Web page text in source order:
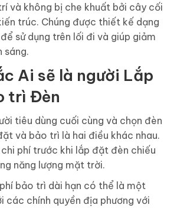
và không bị che khuất bởi cây cối
​​trúc. Chúng được thiết kế dạng
sử dụng trên lối đi và giúp giảm
sáng.
Ai sẽ là người Lắp
trì Đèn
tiêu dùng cuối cùng và chọn đèn
và bảo trì là hai điều khác nhau.
chi phí trước khi lắp đặt đèn chiếu
năng lượng mặt trời.
bảo trì dài hạn có thể là một
các chính quyền địa phương với